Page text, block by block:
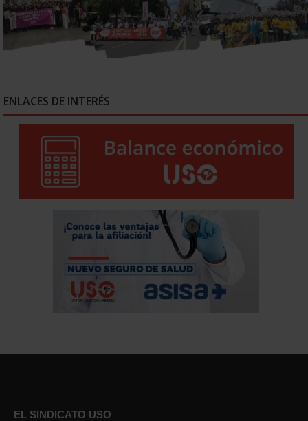
ENLACES DE INTERÉS
EL SINDICATO USO